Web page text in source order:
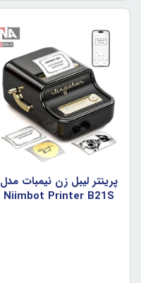
پرينتر ليبل زن نيمبات مدل
Niimbot Printer B21S